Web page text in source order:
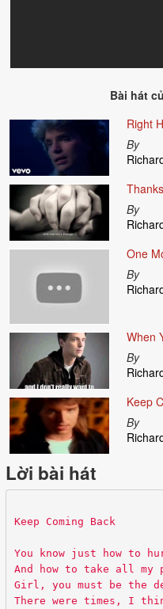
Bài hát
Right
By
By
One
By
When
By
Keep
By
Lời bài hát
Keep Coming Back
You know just how to
And how to take all my
Girl, you must be the
There were times, I